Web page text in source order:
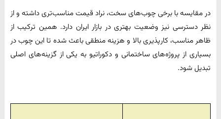
در مقایسه با برخی چوب‌های سخت، نراد قیمت مناسب‌تری داشته و از
نظر دسترسی نیز وضعیت بهتری در بازار ایران دارد. همین ترکیب از
ظاهر مناسب، کارپذیری بالا و هزینه منطقی باعث شده تا این چوب در
بسیاری از پروژه‌های ساختمانی و دکوراتیو به یکی از گزینه‌های اصلی
تبدیل شود.